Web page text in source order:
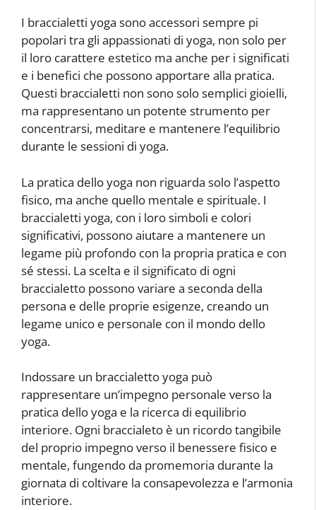
I braccialetti yoga sono accessori sempre pi
popolari tra gli appassionati di yoga, non solo per
il loro carattere estetico ma anche per i significati
e i benefici che possono apportare alla pratica.
Questi braccialetti non sono solo semplici gioielli,
ma rappresentano un potente strumento per
concentrarsi, meditare e mantenere l’equilibrio
durante le sessioni di yoga.
La pratica dello yoga non riguarda solo l’aspetto
fisico, ma anche quello mentale e spirituale. I
braccialetti yoga, con i loro simboli e colori
significativi, possono aiutare a mantenere un
legame più profondo con la propria pratica e con
sé stessi. La scelta e il significato di ogni
braccialetto possono variare a seconda della
persona e delle proprie esigenze, creando un
legame unico e personale con il mondo dello
yoga.
Indossare un braccialetto yoga può
rappresentare un’impegno personale verso la
pratica dello yoga e la ricerca di equilibrio
interiore. Ogni braccialeto è un ricordo tangibile
del proprio impegno verso il benessere fisico e
mentale, fungendo da promemoria durante la
giornata di coltivare la consapevolezza e l’armonia
interiore.